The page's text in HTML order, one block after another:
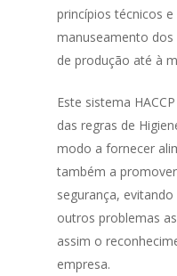
princípios técnicos
manuseamento
de produção até à
Este sistema
das regras de
modo a fornecer
também a
segurança,
outros problemas
assim o
empresa.